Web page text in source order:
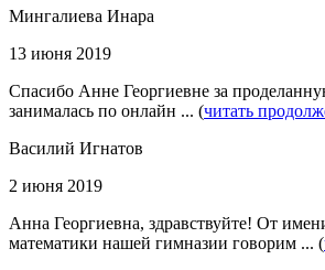
Мингалиева Инара
13 июня 2019
Спасибо Анне Георгиевне за
занималась по онлайн ... (читать
Василий Игнатов
2 июня 2019
Анна Георгиевна, здравствуйте! От
математики нашей гимназии говорим ... (